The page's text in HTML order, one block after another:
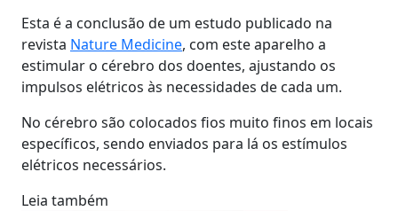
Esta é a conclusão de um estudo publicado na
revista Nature Medicine, com este aparelho a
estimular o cérebro dos doentes, ajustando os
impulsos elétricos às necessidades de cada um.
No cérebro são colocados fios muito finos em locais
específicos, sendo enviados para lá os estímulos
elétricos necessários.
Leia também